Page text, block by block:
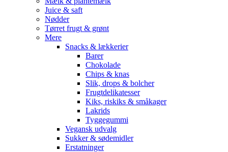
Juice & saft
Nødder
Tørret frugt & grønt
Mere
Snacks & lækkerier
Barer
Chokolade
Chips & knas
Slik, drops & bolcher
Frugtdelikatesser
Kiks, riskiks & småkager
Lakrids
Tyggegummi
Vegansk udvalg
Sukker & sødemidler
Erstatninger